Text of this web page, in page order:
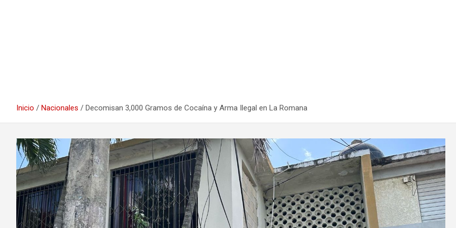
Inicio Nacionales Decomisan 3,000 Gramos de Cocaína y Arma Ilegal en La Romana